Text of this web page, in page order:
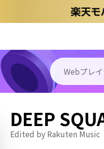
DEEP
Edited by Rakuten Music